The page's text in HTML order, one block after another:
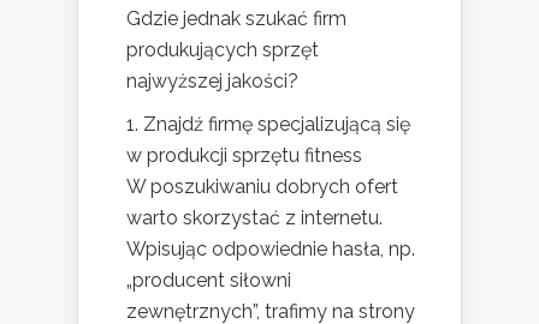
Gdzie jednak szukać firm
produkujących sprzęt
najwyższej jakości?
1. Znajdź firmę specjalizującą się
w produkcji sprzętu fitness
W poszukiwaniu dobrych ofert
warto skorzystać z internetu.
Wpisując odpowiednie hasła, np.
„producent siłowni
zewnętrznych”, trafimy na strony